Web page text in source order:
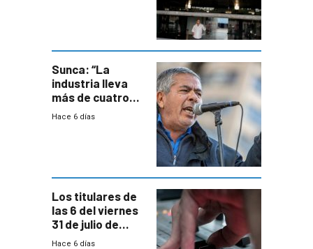
Sunca: “La
industria lleva
más de cuatro
meses sin
Hace 6 días
Los titulares de
las 6 del viernes
31 de julio de
2026
Hace 6 días